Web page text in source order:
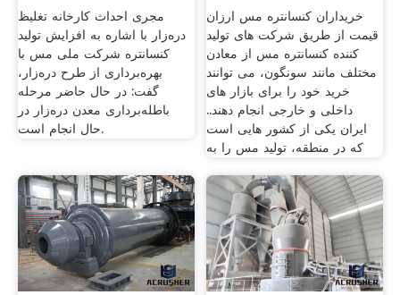
مجری احداث کارخانه تغلیظ
دره‌زار با اشاره به افزایش تولید
کنسانتره شرکت ملی مس با
بهره‌برداری از طرح دره‌زار،
گفت:‌ در حال حاضر مرحله
باطله‌برداری معدن دره‌زار در
حال انجام است.
روی
خریداران کنسانتره مس ارزان
قیمت از طریق شرکت های تولید
کننده کنسانتره مس از معادن
مختلف مانند سونگون، می توانند
خرید خود را برای بازار های
داخلی و خارجی انجام دهند..
ایران یکی از کشور هایی است
که در منطقه، تولید مس را به